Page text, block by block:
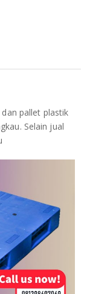
pallet plastik
Selain jual